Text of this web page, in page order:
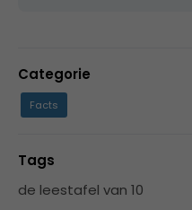
Categorie
Facts
Tags
de leestafel van 10